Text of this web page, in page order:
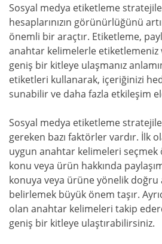
Sosyal medya etiketleme
hesaplarınızın görünürlüğünü
önemli bir araçtır. Etiketleme,
anahtar kelimelerle etiketlemeniz
geniş bir kitleye ulaşmanız
etiketleri kullanarak, içeriğinizi
sunabilir ve daha fazla etkileşim
Sosyal medya etiketleme
gereken bazı faktörler vardır. İlk
uygun anahtar kelimeleri
konu veya ürün hakkında
konuya veya ürüne yönelik
belirlemek büyük önem taşır.
olan anahtar kelimeleri takip
geniş bir kitleye ulaştırabilirsiniz.